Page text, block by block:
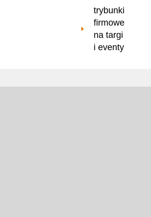
trybunki
firmowe
na targi
i eventy